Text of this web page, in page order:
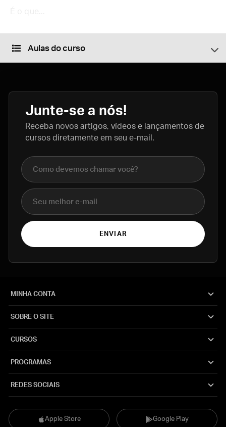
Aulas do curso
Junte-se a nós!
Receba novos artigos, vídeos e lançamentos de
cursos diretamente em seu e-mail.
Nome completo
E-mail
ENVIAR
Apple Store Google Play
MINHA CONTA
SOBRE O SITE
CURSOS
PROGRAMAS
REDES SOCIAIS